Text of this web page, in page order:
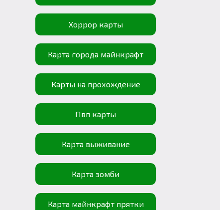
Хоррор карты
Карта города майнкрафт
Карты на прохождение
Пвп карты
Карта выживание
Карта зомби
Карта майнкрафт прятки